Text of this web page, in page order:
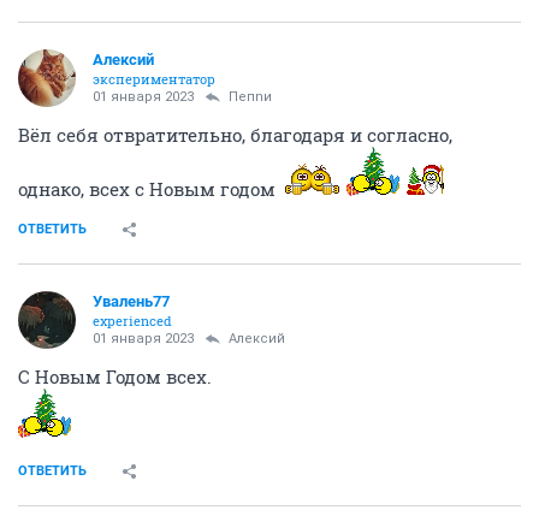
Алексий
экспериментатор
01 января 2023 Пепnи
Вёл себя отвратительно, благодаря и согласно,
однако, всех с Новым годом
ОТВЕТИТЬ
Увалень77
experienced
01 января 2023 Алексий
С Новым Годом всех.
ОТВЕТИТЬ